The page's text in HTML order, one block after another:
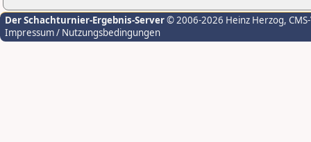
Der Schachturnier-Ergebnis-Server© 2006-2026 Heinz Herzog,
Impressum / Nutzungsbedingungen